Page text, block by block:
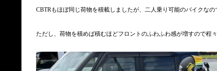
CBTRもほぼ同じ荷物を積載しましたが、二人乗り可能のバイクな
ただし、荷物を積めば積むほどフロントのふわふわ感が増すので程